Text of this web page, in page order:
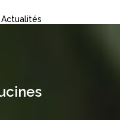
Actualités